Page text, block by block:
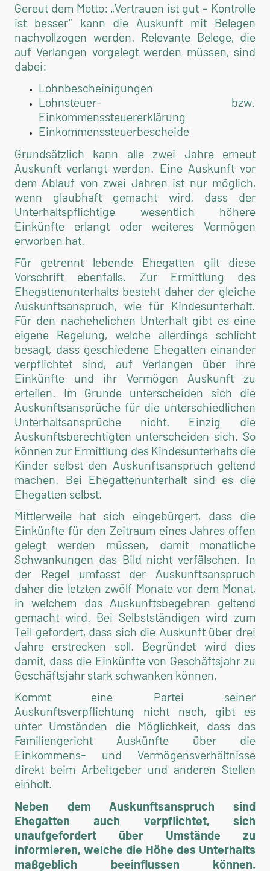
Gereut dem Motto: „Vertrauen ist gut – Kontrolle
ist besser“ kann die Auskunft mit Belegen
nachvollzogen werden. Relevante Belege, die
auf Verlangen vorgelegt werden müssen, sind
dabei:
Lohnbescheinigungen
Lohnsteuer- bzw.
Einkommenssteuererklärung
Einkommenssteuerbescheide
Grundsätzlich kann alle zwei Jahre erneut
Auskunft verlangt werden. Eine Auskunft vor
dem Ablauf von zwei Jahren ist nur möglich,
wenn glaubhaft gemacht wird, dass der
Unterhaltspflichtige wesentlich höhere
Einkünfte erlangt oder weiteres Vermögen
erworben hat.
Für getrennt lebende Ehegatten gilt diese
Vorschrift ebenfalls. Zur Ermittlung des
Ehegattenunterhalts besteht daher der gleiche
Auskunftsanspruch, wie für Kindesunterhalt.
Für den nachehelichen Unterhalt gibt es eine
eigene Regelung, welche allerdings schlicht
besagt, dass geschiedene Ehegatten einander
verpflichtet sind, auf Verlangen über ihre
Einkünfte und ihr Vermögen Auskunft zu
erteilen. Im Grunde unterscheiden sich die
Auskunftsansprüche für die unterschiedlichen
Unterhaltsansprüche nicht. Einzig die
Auskunftsberechtigten unterscheiden sich. So
können zur Ermittlung des Kindesunterhalts die
Kinder selbst den Auskunftsanspruch geltend
machen. Bei Ehegattenunterhalt sind es die
Ehegatten selbst.
Mittlerweile hat sich eingebürgert, dass die
Einkünfte für den Zeitraum eines Jahres offen
gelegt werden müssen, damit monatliche
Schwankungen das Bild nicht verfälschen. In
der Regel umfasst der Auskunftsanspruch
daher die letzten zwölf Monate vor dem Monat,
in welchem das Auskunftsbegehren geltend
gemacht wird. Bei Selbstständigen wird zum
Teil gefordert, dass sich die Auskunft über drei
Jahre erstrecken soll. Begründet wird dies
damit, dass die Einkünfte von Geschäftsjahr zu
Geschäftsjahr stark schwanken können.
Kommt eine Partei seiner
Auskunftsverpflichtung nicht nach, gibt es
unter Umständen die Möglichkeit, dass das
Familiengericht Auskünfte über die
Einkommens- und Vermögensverhältnisse
direkt beim Arbeitgeber und anderen Stellen
einholt.
Neben dem Auskunftsanspruch sind
Ehegatten auch verpflichtet, sich
unaufgefordert über Umstände zu
informieren, welche die Höhe des Unterhalts
maßgeblich beeinflussen können.